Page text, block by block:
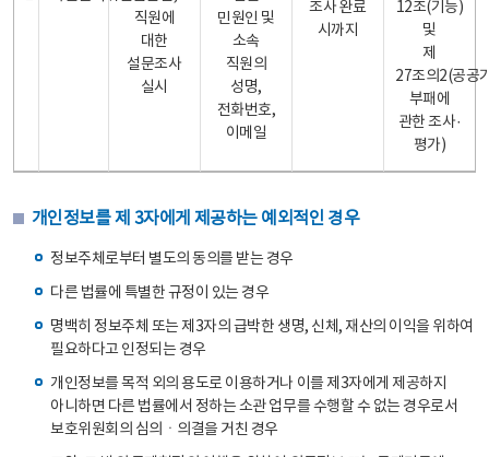
직원에
대한
설문조사
실시
민원인 및
소속
직원의
성명,
전화번호,
이메일
조사 완료
시까지
12조(기능)
및
제
27조의2(공공
부패에
관한 조사·
평가)
개인정보를 제 3자에게 제공하는 예외적인 경우
정보주체로부터 별도의 동의를 받는 경우
다른 법률에 특별한 규정이 있는 경우
명백히 정보주체 또는 제3자의 급박한 생명, 신체, 재산의 이익을 위하여
필요하다고 인정되는 경우
개인정보를 목적 외의 용도로 이용하거나 이를 제3자에게 제공하지
아니하면 다른 법률에서 정하는 소관 업무를 수행할 수 없는 경우로서
보호위원회의 심의ㆍ의결을 거친 경우